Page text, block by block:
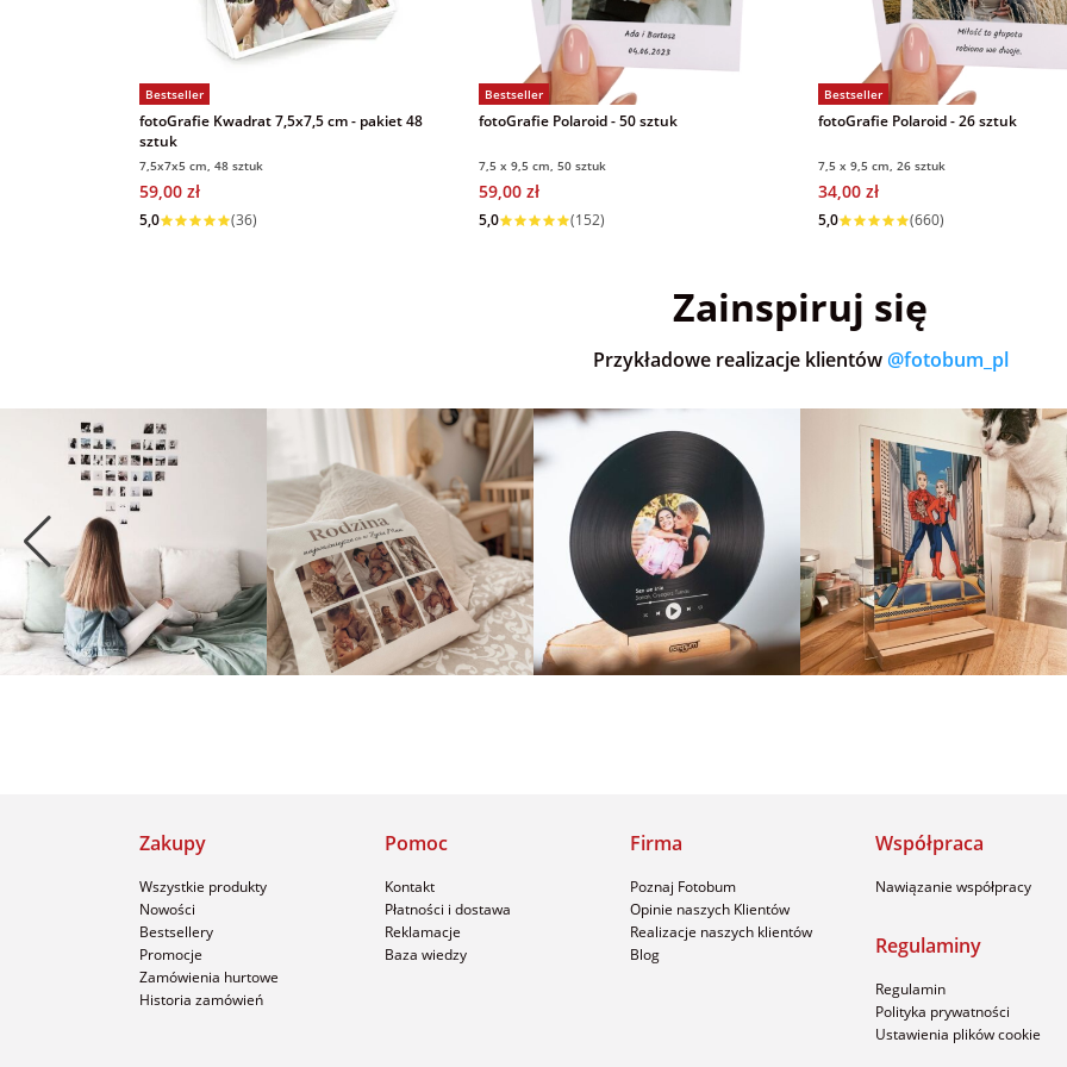
Bestseller
fotoGrafie Kwadrat 7,5x7,5 cm - pakiet 48
sztuk
7,5x7x5 cm, 48 sztuk
59,00 zł
Wysyłka w 1 dzień
Bestseller
fotoGrafie Polaroid - 50 sztuk
7,5 x 9,5 cm, 50 sztuk
59,00 zł
Wysyłka w 1 dzień
Bestseller
fotoGrafie Polaroid - 26 sztuk
7,5 x 9,5 cm, 26 sztuk
34,00 zł
Wysyłka w 1 dzień
Zainspiruj się
Przykładowe realizacje klientów @fotobum_pl
Zakupy
Wszystkie produkty
Nowości
Bestsellery
Promocje
Zamówienia hurtowe
Historia zamówień
Pomoc
Kontakt
Płatności i dostawa
Reklamacje
Baza wiedzy
Firma
Poznaj Fotobum
Opinie naszych Klientów
Realizacje naszych klientów
Blog
Współpraca
Nawiązanie współpracy
Regulaminy
Regulamin
Polityka prywatności
Ustawienia plików cookie